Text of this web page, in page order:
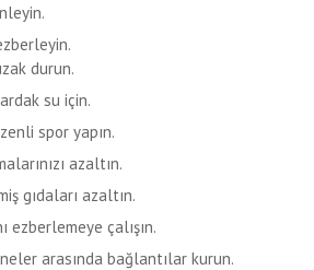
durun.
su için.
spor yapın.
azaltın.
gıdaları azaltın.
ezberlemeye çalışın.
arasında bağlantılar kurun.